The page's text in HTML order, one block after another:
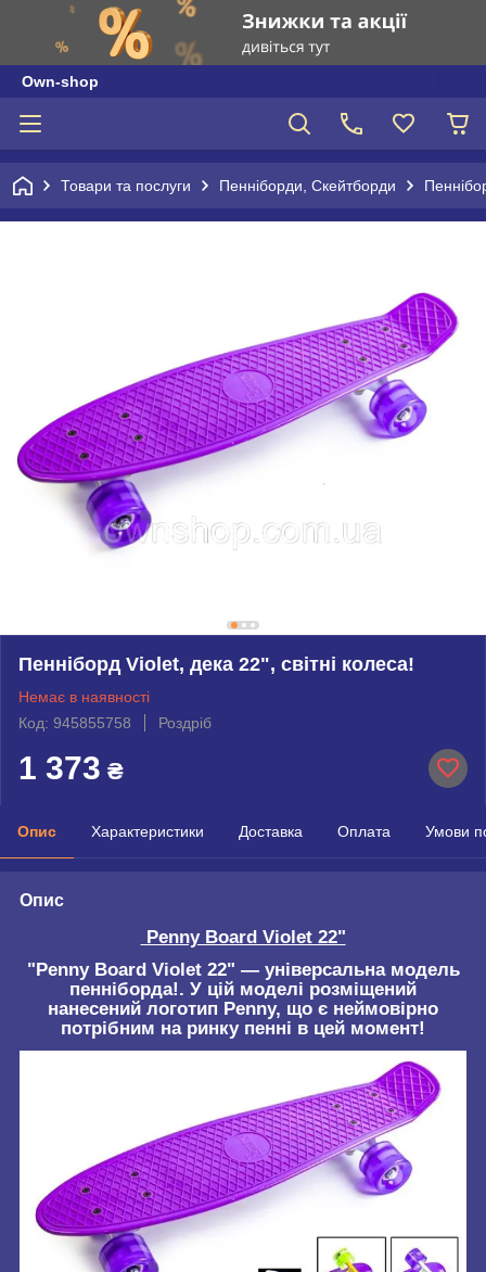
Own-shop
Товари та послуги Пенніборди, Скейтборди
Пенніборд Violet, дека 22", світні колеса!
Немає в наявності
Код: 945855758
Роздріб
1 373 ₴
Опис Характеристики Доставка Оплата Умови
Опис
Penny Board Violet 22"
"Penny Board Violet 22" — універсальна модель
пенніборда!. У цій моделі розміщений
нанесений логотип Penny, що є неймовірно
потрібним на ринку пенні в цей момент!